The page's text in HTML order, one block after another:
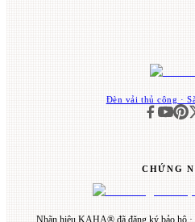
Đèn vải thủ công ·
CHỨNG
Nhãn hiệu KAHA® đã đăng ký bảo hộ ·